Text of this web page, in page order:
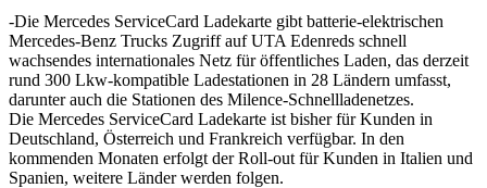
-Die Mercedes ServiceCard Ladekarte gibt batterie-elektrischen
Mercedes-Benz Trucks Zugriff auf UTA Edenreds schnell
wachsendes internationales Netz für öffentliches Laden, das derzeit
rund 300 Lkw-kompatible Ladestationen in 28 Ländern umfasst,
darunter auch die Stationen des Milence-Schnellladenetzes.
Die Mercedes ServiceCard Ladekarte ist bisher für Kunden in
Deutschland, Österreich und Frankreich verfügbar. In den
kommenden Monaten erfolgt der Roll-out für Kunden in Italien und
Spanien, weitere Länder werden folgen.